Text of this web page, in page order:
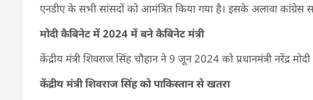
एनडीए के सभी सांसदों को आमंत्रित किया गया है। इसके अलावा
मोदी कैबिनेट में 2024 में बने कैबिनेट मंत्री
केंद्रीय मंत्री शिवराज सिंह चौहान ने 9 जून 2024 को प्रधानमंत्री नरेंद्र
केंद्रीय मंत्री शिवराज सिंह को पाकिस्तान से खतरा